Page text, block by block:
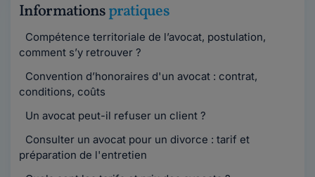
Informationspratiques
Compétence territoriale de l’avocat, postulation,
comment s’y retrouver ?
Convention d’honoraires d'un avocat : contrat,
conditions, coûts
Un avocat peut-il refuser un client ?
Consulter un avocat pour un divorce : tarif et
préparation de l'entretien